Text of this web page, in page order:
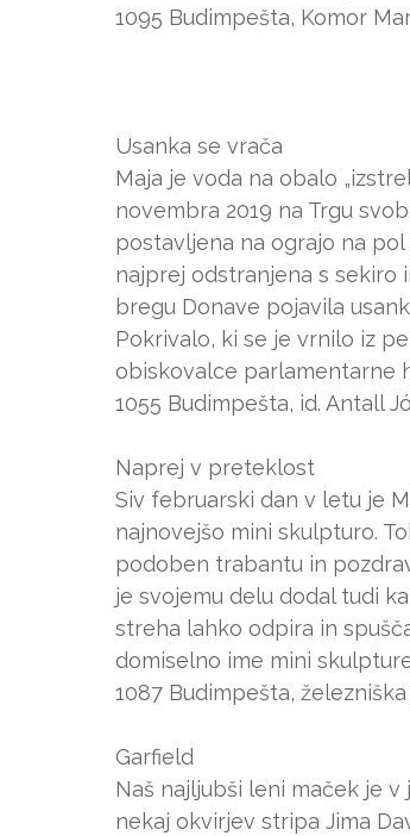
1095 Budimpešta, Komor
Usanka se vrača
Maja je voda na obalo
novembra 2019 na Trgu
postavljena na ograjo na
najprej odstranjena s sekiro
bregu Donave pojavila
Pokrivalo, ki se je vrnilo iz
obiskovalce parlamentarne
1055 Budimpešta, id. Antall
Naprej v preteklost
Siv februarski dan v letu je
najnovejšo mini skulpturo.
podoben trabantu in
je svojemu delu dodal tudi
streha lahko odpira in
domiselno ime mini
1087 Budimpešta,
Garfield
Naš najljubši leni maček je
nekaj okvirjev stripa Jima